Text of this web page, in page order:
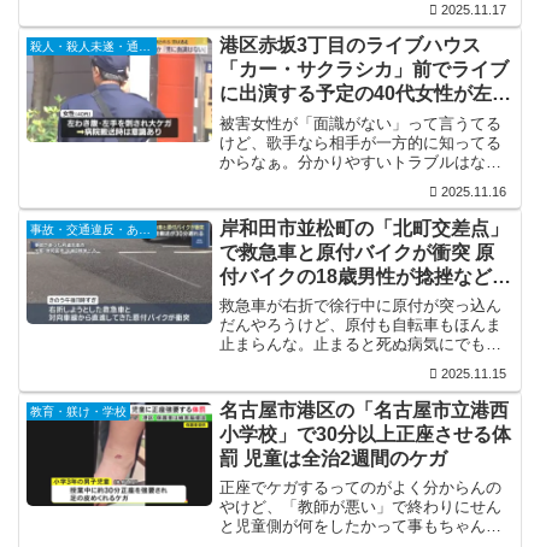
為とはいえ、インフルに罹ってる子供を1
人で置いとくってのはちょっと…
2025.11.17
殺人・殺人未遂・通り魔
港区赤坂3丁目のライブハウス
「カー・サクラシカ」前でライブ
に出演する予定の40代女性が左脇
腹などを刺され重傷 Twitter(X)に
現地の様子
被害女性が「面識がない」って言うてる
けど、歌手なら相手が一方的に知ってる
からなぁ。分かりやすいトラブルはない
れて勝手に怒ってるストーカーってなケ
ースかな？
2025.11.16
岸和田市並松町の「北町交差点」
で救急車と原付バイクが衝突 原
付バイクの18歳男性が捻挫などの
軽傷
救急車が右折で徐行中に原付が突っ込ん
だんやろうけど、原付も自転車もほんま
止まらんな。止まると死ぬ病気にでも罹
いう運転してるからこういう事になる。
2025.11.15
教育・躾け・学校
名古屋市港区の「名古屋市立港西
小学校」で30分以上正座させる体
罰 児童は全治2週間のケガ
正座でケガするってのがよく分からんの
やけど、「教師が悪い」で終わりにせん
と児童側が何をしたかって事もちゃんと